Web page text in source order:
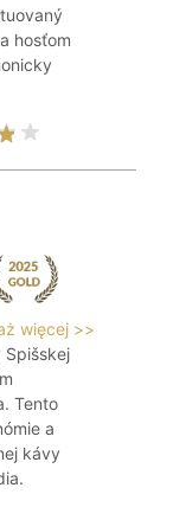
hosťom
więcej >>
Spišskej
Tento
a
kávy